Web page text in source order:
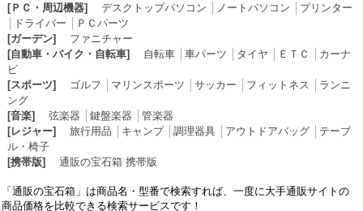
[ＰＣ・周辺機器]
デスクトップパソコン ノートパソコン
プリンター
ドライバー
ＰＣパーツ
[ガーデン]
ファニチャー
[自動車・バイク・自転車]
自転車│ 車パーツ タイヤ ＥＴＣ
カーナ
ビ
[スポーツ]
ゴルフ マリンスポーツ サッカー フィットネス
ランニ
ング
[音楽]
弦楽器 鍵盤楽器
管楽器
[レジャー]
旅行用品 キャンプ│ 調理器具│ アウトドアバッグ│ テーブ
ル・椅子
[携帯版]
通販の宝石箱 携帯版
「通販の宝石箱」は商品名・型番で検索すれば、一度に大手通販サイトの
商品価格を比較できる検索サービスです！